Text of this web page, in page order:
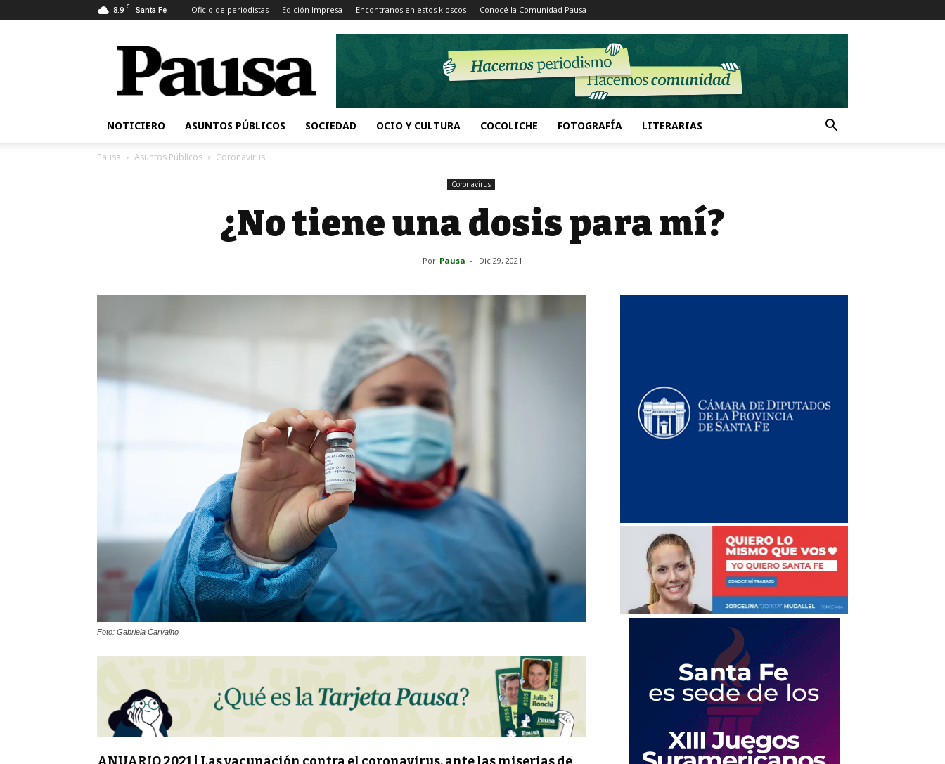
8.9 C Santa Fe Oficio de periodistas Edición Impresa Encontranos en estos kioscos Conocé la Comunidad Pausa
Pausa
NOTICIERO ASUNTOS PÚBLICOS SOCIEDAD OCIO Y CULTURA COCOLICHE FOTOGRAFÍA LITERARIAS
Pausa Asuntos Públicos Coronavirus
Coronavirus
¿No tiene una dosis para mí?
Por Pausa - Dic 29, 2021
Foto: Gabriela Carvalho